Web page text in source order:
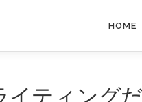
HOME
ティング